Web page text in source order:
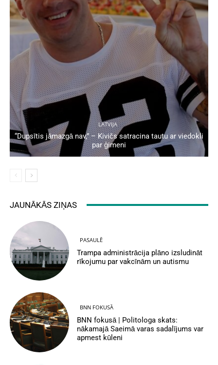
LATVIJA
“Dupsītis jāmazgā nav,” – Kivičs satracina tautu ar viedokli
par ģimeni
JAUNĀKĀS ZIŅAS
PASAULĒ
Trampa administrācija plāno izsludināt
rīkojumu par vakcīnām un autismu
BNN FOKUSĀ
BNN fokusā | Politologa skats:
nākamajā Saeimā varas sadalījums var
apmest kūleni